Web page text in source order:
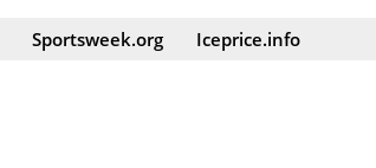
Sportsweek.org Iceprice.info